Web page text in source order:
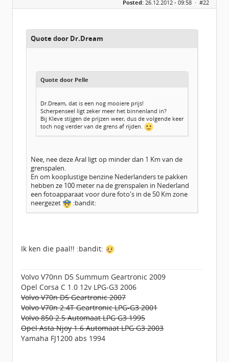
Leeftijd:
52
Posted: 26.12.2012 - 09:58 · #22
Quote door Dr.Dream
Quote door Pelle
Dr.Dream, dat is een nog mooiere prijs!
Scherpenseel ligt zeker meer het binnenland in?
Bij Kleve stijgen de prijzen weer, dus de volgende keer
toch nog verder van de grens af rijden.
Nee, nee deze Aral ligt op minder dan 1 Km van de
grenspalen.
En om kooplustige benzine Nederlanders te pakken
hebben ze 100 meter na de grenspalen in Nederland
een fotoapparaat voor dure foto's in de 50 Km zone
neergezet
:bandit:
Ik ken die paal!! :bandit:
Volvo V70nn D5 Summum Geartronic 2009
Opel Corsa C 1.0 12v LPG-G3 2006
Volvo V70n D5 Geartronic 2007
Volvo V70n 2.4T Geartronic LPG-G3 2001
Volvo 850 2.5 Automaat LPG G3 1995
Opel Asta Njoy 1.6 Automaat LPG G3 2003
Yamaha FJ1200 abs 1994